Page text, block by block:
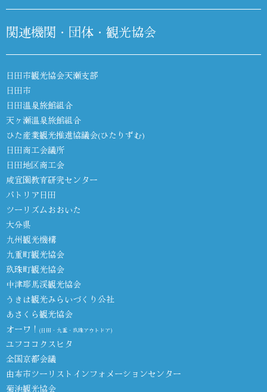
関連機関・団体・観光協会
日田市観光協会天瀬支部
日田市
日田温泉旅館組合
天ヶ瀬温泉旅館組合
ひた産業観光推進協議会(ひたりずむ)
日田商工会議所
日田地区商工会
咸宜園教育研究センター
パトリア日田
ツーリズムおおいた
大分県
九州観光機構
九重町観光協会
玖珠町観光協会
中津耶馬渓観光協会
うきは観光みらいづくり公社
あさくら観光協会
オーワ！ (日田・九重・玖珠アウトドア)
ユフココクスヒタ
全国京都会議
由布市ツーリストインフォメーションセンター
菊池観光協会